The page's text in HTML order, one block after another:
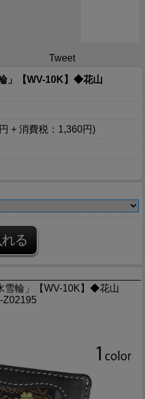
Tweet
」【WV-10K】◆花山
+ 消費税：1,360円)
雪輪」【WV-10K】◆花山
Z02195